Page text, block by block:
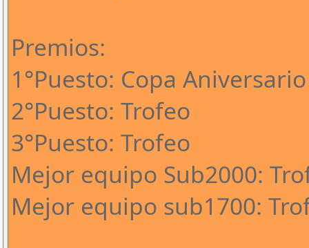
Premios:
1°Puesto: Copa Aniversario
2°Puesto: Trofeo
3°Puesto: Trofeo
Mejor equipo Sub2000:
Mejor equipo sub1700: